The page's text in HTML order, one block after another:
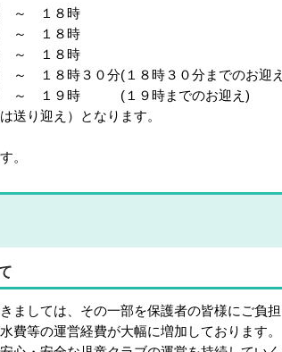
１８時
～ １８時
～ １８時
１８時３０分(１８時３０分までのお迎
９時までのお迎え)
送り迎え）となります。
。
ましては、その一部を保護者の皆様にご負
費等の運営経費が大幅に増加しております。